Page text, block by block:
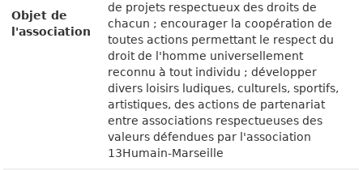
Objet de
l'association
de projets respectueux des droits de
chacun ; encourager la coopération de
toutes actions permettant le respect du
droit de l'homme universellement
reconnu à tout individu ; développer
divers loisirs ludiques, culturels, sportifs,
artistiques, des actions de partenariat
entre associations respectueuses des
valeurs défendues par l'association
13Humain-Marseille